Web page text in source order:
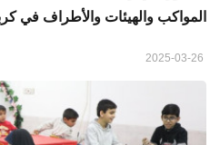
المواكب والهيئات والأطراف في